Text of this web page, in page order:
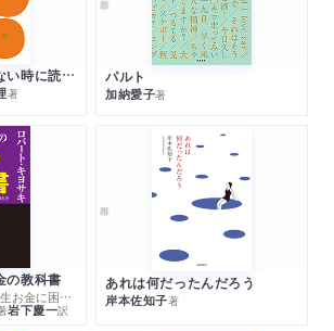
自分を大切にできない時に読む本
著
パルト
加納愛子著
の教科書
─親から子に伝える一生お金に困らない考え方
岩下慶一訳
あれは何だったんだろう
岸本佐知子著